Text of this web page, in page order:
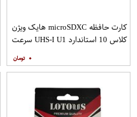
کارت حافظه microSDXC هایک ویژن
کلاس 10 استاندارد UHS-I U1 سرعت
۰